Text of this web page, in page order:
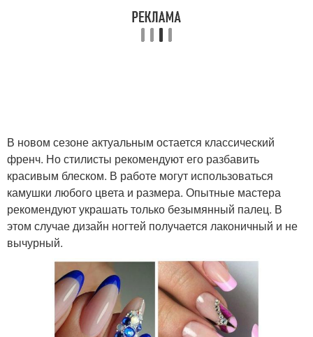
В новом сезоне актуальным остается классический
френч. Но стилисты рекомендуют его разбавить
красивым блеском. В работе могут использоваться
камушки любого цвета и размера. Опытные мастера
рекомендуют украшать только безымянный палец. В
этом случае дизайн ногтей получается лаконичный и не
вычурный.